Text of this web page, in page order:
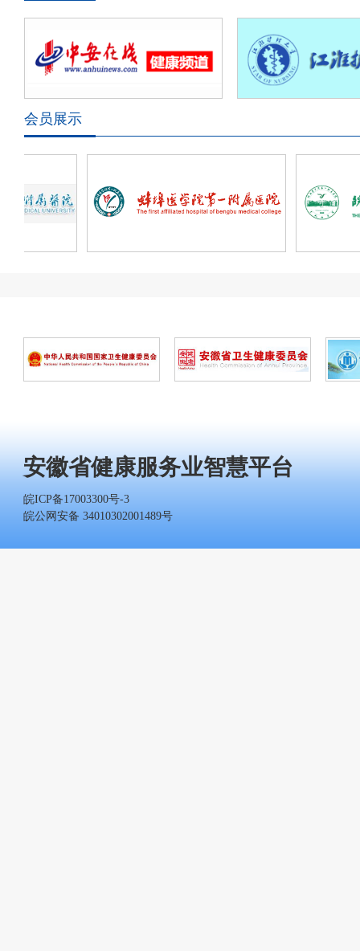
会员展示
安徽省健康服务业智慧平台
皖ICP备17003300号-3
皖公网安备 34010302001489号